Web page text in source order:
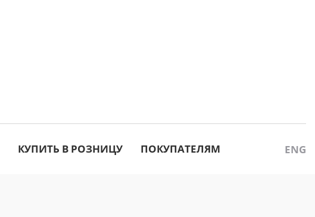
КУПИТЬ В РОЗНИЦУ ПОКУПАТЕЛЯМ ENG